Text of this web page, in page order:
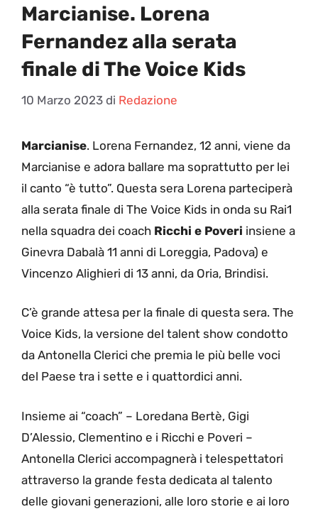
Marcianise. Lorena
Fernandez alla serata
finale di The Voice Kids
10 Marzo 2023 di Redazione
Marcianise. Lorena Fernandez, 12 anni, viene da
Marcianise e adora ballare ma soprattutto per lei
il canto “è tutto”. Questa sera Lorena parteciperà
alla serata finale di The Voice Kids in onda su Rai1
nella squadra dei coach Ricchi e Poveri insiene a
Ginevra Dabalà 11 anni di Loreggia, Padova) e
Vincenzo Alighieri di 13 anni, da Oria, Brindisi.
C’è grande attesa per la finale di questa sera. The
Voice Kids, la versione del talent show condotto
da Antonella Clerici che premia le più belle voci
del Paese tra i sette e i quattordici anni.
Insieme ai “coach” – Loredana Bertè, Gigi
D’Alessio, Clementino e i Ricchi e Poveri –
Antonella Clerici accompagnerà i telespettatori
attraverso la grande festa dedicata al talento
delle giovani generazioni, alle loro storie e ai loro